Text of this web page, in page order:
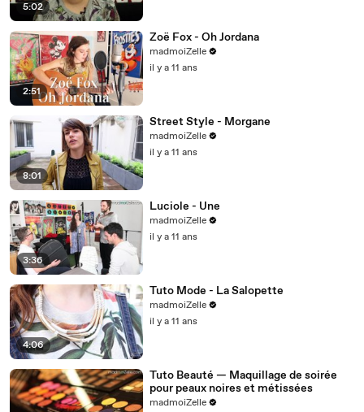
5:02
2:51
Zoë Fox - Oh Jordana
madmoiZelle
il y a 11 ans
8:01
Street Style - Morgane
madmoiZelle
il y a 11 ans
3:36
Luciole - Une
madmoiZelle
il y a 11 ans
4:06
Tuto Mode - La Salopette
madmoiZelle
il y a 11 ans
Tuto Beauté — Maquillage de soirée
pour peaux noires et métissées
madmoiZelle